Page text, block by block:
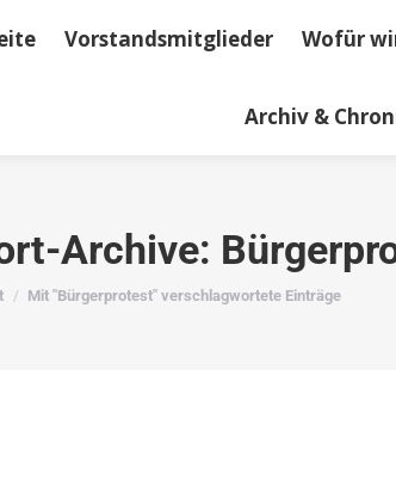
Vorstandsmitglieder Wofür
Archiv &
Archive:
befinden sich hier:
Mit "Bürgerprotest" verschlagwortete Einträge